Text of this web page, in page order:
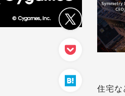
住宅な